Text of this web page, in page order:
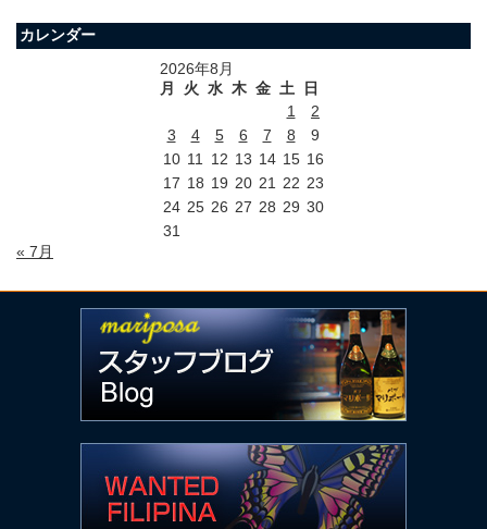
カレンダー
2026年8月
月
火 水 木 金 土
日
1
2
3
4 5 6 7 8
9
10 11 12 13 14 15 16
17 18 19 20 21 22 23
24 25 26 27 28 29 30
31
« 7月